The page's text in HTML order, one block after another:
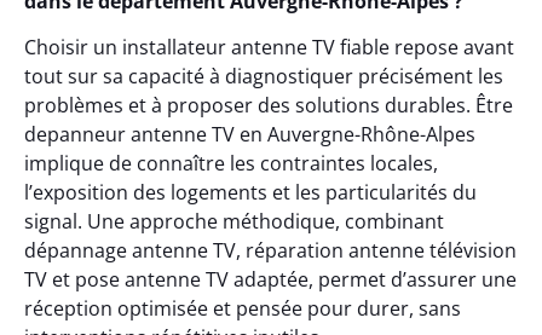
Choisir un installateur antenne TV fiable repose avant
tout sur sa capacité à diagnostiquer précisément les
problèmes et à proposer des solutions durables. Être
depanneur antenne TV en Auvergne-Rhône-Alpes
implique de connaître les contraintes locales,
l’exposition des logements et les particularités du
signal. Une approche méthodique, combinant
dépannage antenne TV, réparation antenne télévision
TV et pose antenne TV adaptée, permet d’assurer une
réception optimisée et pensée pour durer, sans